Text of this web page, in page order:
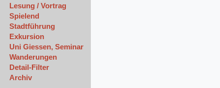
Lesung / Vortrag
Spielend
Stadtführung
Exkursion
Uni Giessen, Seminar
Wanderungen
Detail-Filter
Archiv